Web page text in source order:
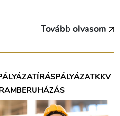
Tovább olvasom
PÁLYÁZATKKV
BERUHÁZÁS